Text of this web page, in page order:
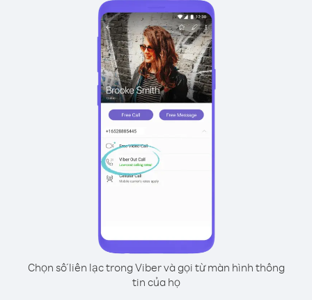
Chọn số liên lạc trong Viber và gọi từ màn hình thông
tin của họ